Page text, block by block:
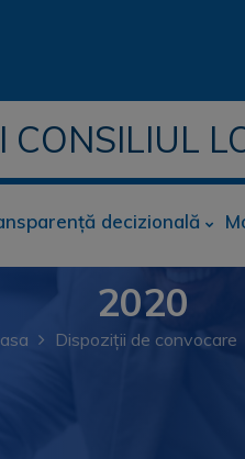
CONSILIUL
decizională
2020
Dispoziții de convocare